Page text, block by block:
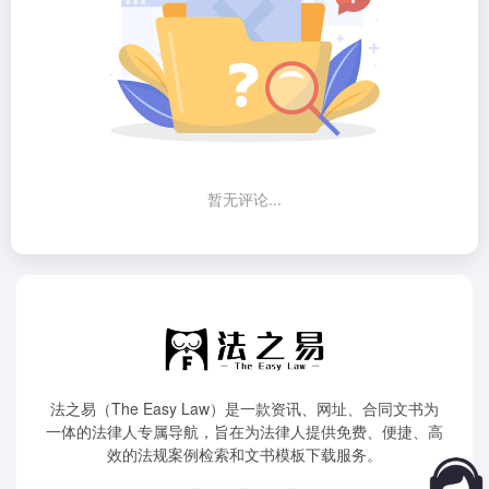
暂无评论...
法之易（The Easy Law）是一款资讯、网址、合同文书为
一体的法律人专属导航，旨在为法律人提供免费、便捷、高
效的法规案例检索和文书模板下载服务。